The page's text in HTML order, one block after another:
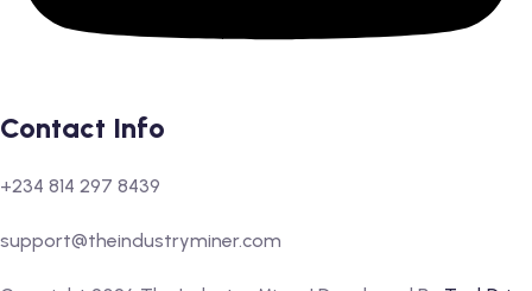
Contact Info
+234 814 297 8439
support@theindustryminer.com